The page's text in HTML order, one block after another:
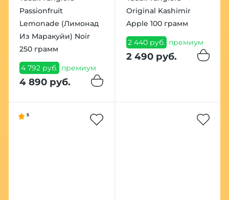
Passionfruit
Lemonade (Лимонад
Из Маракуйи) Noir
250 грамм
4 792 руб. премиум
4 890 руб.
Original Kashimir
Apple 100 грамм
2 440 руб. премиум
2 490 руб.
5